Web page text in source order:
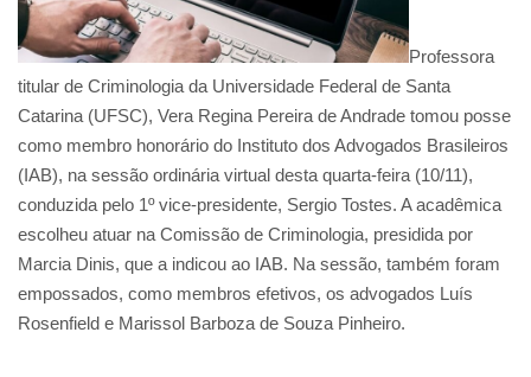
Professora
titular de Criminologia da Universidade Federal de Santa
Catarina (UFSC), Vera Regina Pereira de Andrade tomou posse
como membro honorário do Instituto dos Advogados Brasileiros
(IAB), na sessão ordinária virtual desta quarta-feira (10/11),
conduzida pelo 1º vice-presidente, Sergio Tostes. A acadêmica
escolheu atuar na Comissão de Criminologia, presidida por
Marcia Dinis, que a indicou ao IAB. Na sessão, também foram
empossados, como membros efetivos, os advogados Luís
Rosenfield e Marissol Barboza de Souza Pinheiro.